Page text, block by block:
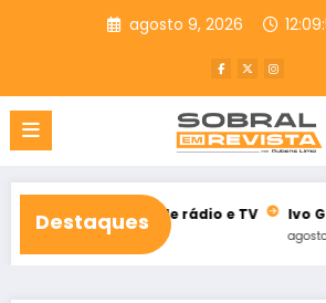
agosto 9, 2026
Destaques
de rádio e TV Ivo Gomes declara
agosto 8, 2026